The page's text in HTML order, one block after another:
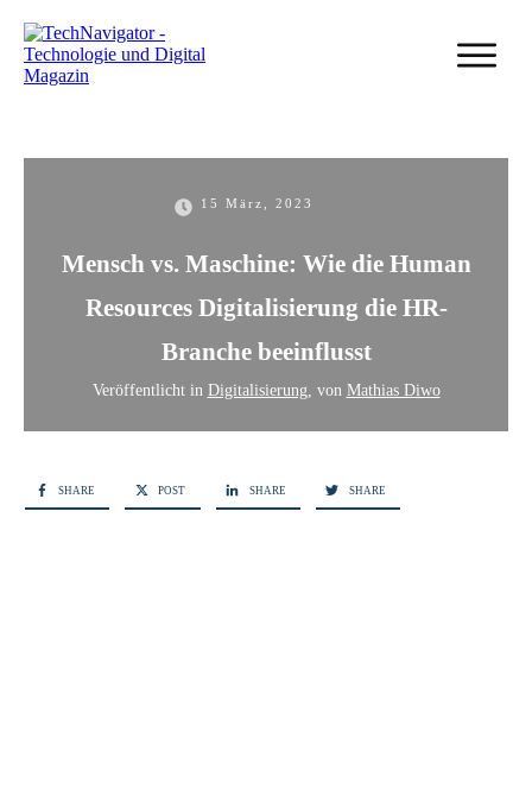
15 März, 2023
Mensch vs. Maschine: Wie die Human
Resources Digitalisierung die HR-
Branche beeinflusst
Veröffentlicht in Digitalisierung, von Mathias Diwo
SHARE POST SHARE SHARE